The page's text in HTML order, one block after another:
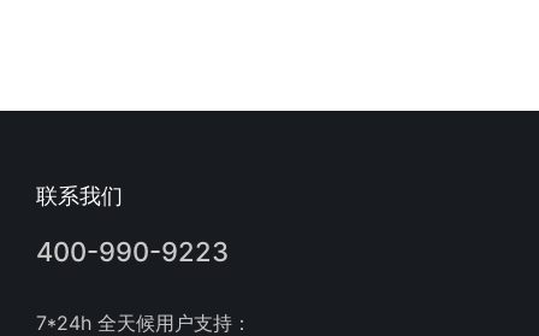
联系我们
400-990-9223
7*24h 全天候用户支持：